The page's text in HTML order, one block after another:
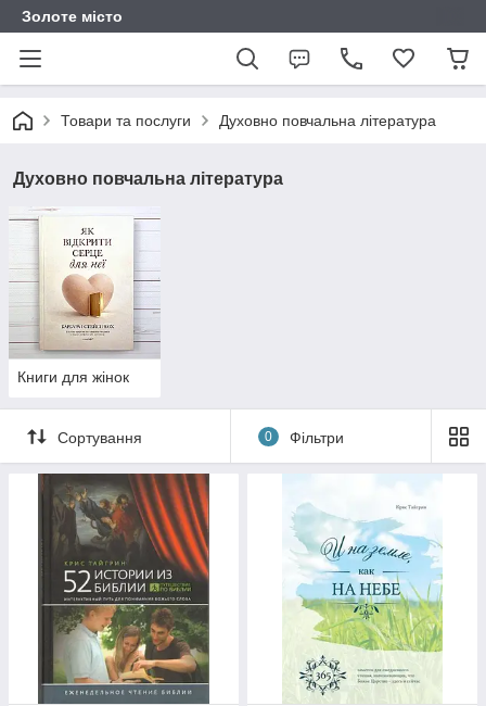
Золоте місто
Товари та послуги Духовно повчальна література
Духовно повчальна література
Книги для жінок
Сортування 0 Фільтри